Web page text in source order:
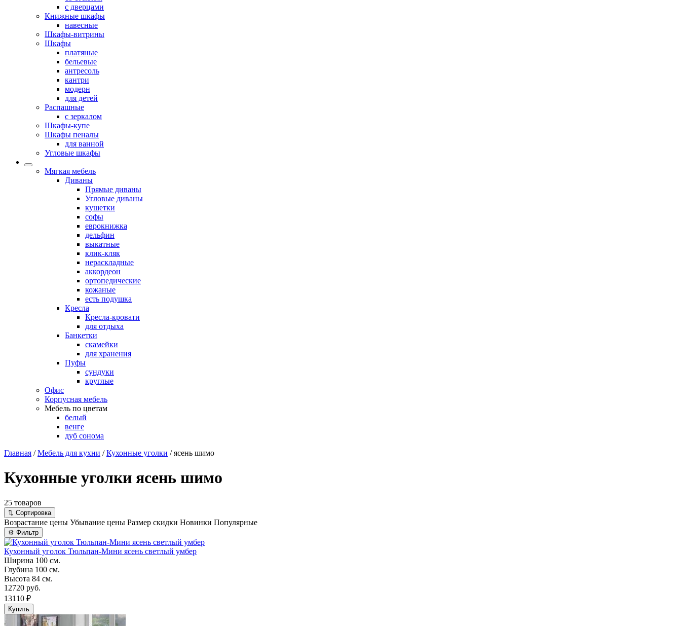
с дверцами
Книжные шкафы
навесные
Шкафы-витрины
Шкафы
платяные
бельевые
антресоль
кантри
модерн
для детей
Распашные
с зеркалом
Шкафы-купе
Шкафы пеналы
для ванной
Угловые шкафы
Мягкая мебель
Диваны
Прямые диваны
Угловые диваны
кушетки
софы
еврокнижка
дельфин
выкатные
клик-кляк
нераскладные
аккордеон
ортопедические
кожаные
есть подушка
Кресла
Кресла-кровати
для отдыха
Банкетки
скамейки
для хранения
Пуфы
сундуки
круглые
Офис
Корпусная мебель
Мебель по цветам
белый
венге
дуб сонома
Главная / Мебель для кухни / Кухонные уголки /ясень шимо
Кухонные уголки ясень шимо
25 товаров
⇅ Сортировка
Возрастание цены Убывание цены Размер скидки Новинки Популярные
⚙ Фильтр
Кухонный уголок Тюльпан-Мини ясень светлый умбер
Ширина 100 см.
Глубина 100 см.
Высота 84 см.
12720 руб.
13110 ₽
Купить